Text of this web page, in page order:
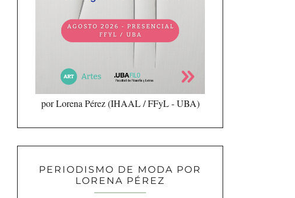
por Lorena Pérez (IHAAL / FFyL - UBA)
PERIODISMO DE MODA POR
LORENA PÉREZ